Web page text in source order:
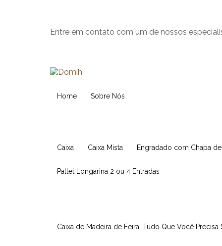
Entre em contato com um de nossos
Home Sobre Nós
Caixa Caixa Mista Engradado com Chapa
Pallet Longarina 2 ou 4 Entradas
Caixa de Madeira de Feira: Tudo Que Você Precisa